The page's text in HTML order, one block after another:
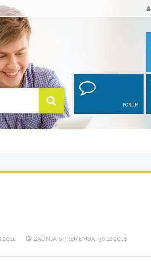
FORUM
ZADNJA SPREMEMBA: 30.12.2018